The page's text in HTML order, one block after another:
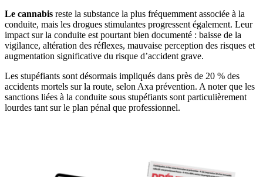
Le cannabis reste la substance la plus fréquemment associée à la
conduite, mais les drogues stimulantes progressent également. Leur
impact sur la conduite est pourtant bien documenté : baisse de la
vigilance, altération des réflexes, mauvaise perception des risques et
augmentation significative du risque d’accident grave.
Les stupéfiants sont désormais impliqués dans près de 20 % des
accidents mortels sur la route, selon Axa prévention. A noter que les
sanctions liées à la conduite sous stupéfiants sont particulièrement
lourdes tant sur le plan pénal que professionnel.